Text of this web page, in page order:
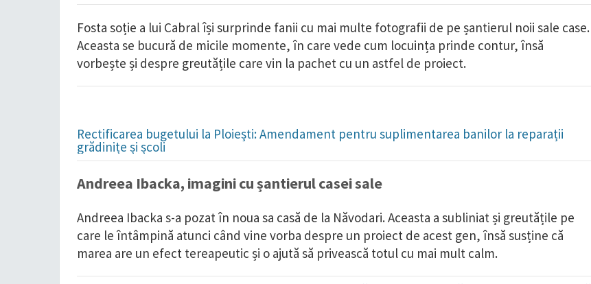
Fosta soție a lui Cabral își surprinde fanii cu mai multe fotografii de pe șantierul noii sale case.
Aceasta se bucură de micile momente, în care vede cum locuința prinde contur, însă
vorbește și despre greutățile care vin la pachet cu un astfel de proiect.
Rectificarea bugetului la Ploiești: Amendament pentru suplimentarea banilor la reparații
grădinițe și școli
Andreea Ibacka, imagini cu șantierul casei sale
Andreea Ibacka s-a pozat în noua sa casă de la Năvodari. Aceasta a subliniat și greutățile pe
care le întâmpină atunci când vine vorba despre un proiect de acest gen, însă susține că
marea are un efect tereapeutic și o ajută să privească totul cu mai mult calm.